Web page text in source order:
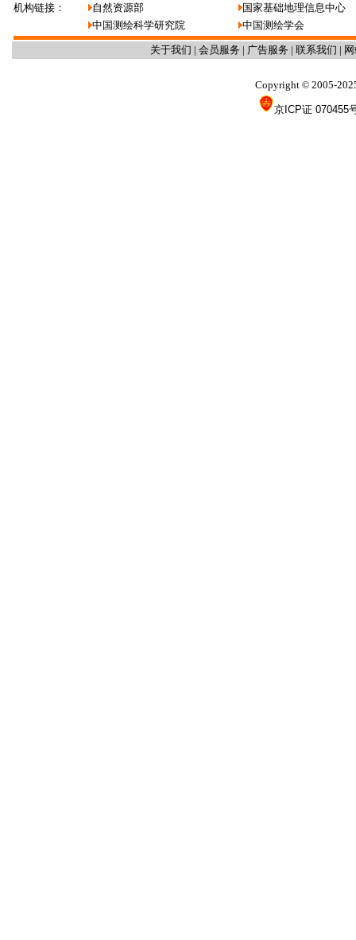
机构链接： 自然资源部
国家基础地理信息中心
中国测绘科学研究院
中国测绘学会
关于我们 | 会员服务 | 广告服务 | 联系我们 |
Copyright © 2005-
京ICP证 070455